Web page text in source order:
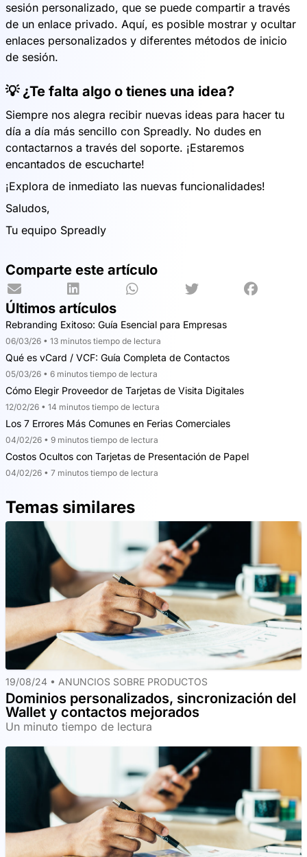
sesión personalizado, que se puede compartir a través
de un enlace privado. Aquí, es posible mostrar y ocultar
enlaces personalizados y diferentes métodos de inicio
de sesión.
💡 ¿Te falta algo o tienes una idea?
Siempre nos alegra recibir nuevas ideas para hacer tu
día a día más sencillo con Spreadly. No dudes en
contactarnos a través del soporte. ¡Estaremos
encantados de escucharte!
¡Explora de inmediato las nuevas funcionalidades!
Saludos,
Tu equipo Spreadly
Comparte este artículo
Últimos artículos
Rebranding Exitoso: Guía Esencial para Empresas
06/03/26 • 13 minutos tiempo de lectura
Qué es vCard / VCF: Guía Completa de Contactos
05/03/26 • 6 minutos tiempo de lectura
Cómo Elegir Proveedor de Tarjetas de Visita Digitales
12/02/26 • 14 minutos tiempo de lectura
Los 7 Errores Más Comunes en Ferias Comerciales
04/02/26 • 9 minutos tiempo de lectura
Costos Ocultos con Tarjetas de Presentación de Papel
04/02/26 • 7 minutos tiempo de lectura
Temas similares
19/08/24 • ANUNCIOS SOBRE PRODUCTOS
Dominios personalizados, sincronización del
Wallet y contactos mejorados
Un minuto tiempo de lectura